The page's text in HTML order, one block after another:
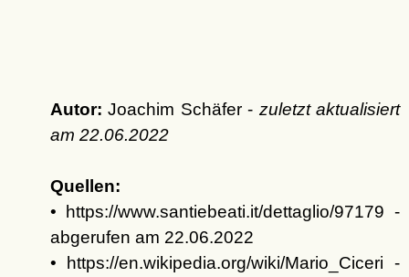
Autor: Joachim Schäfer - zuletzt aktualisiert
am 22.06.2022
Quellen:
• https://www.santiebeati.it/dettaglio/97179 -
abgerufen am 22.06.2022
• https://en.wikipedia.org/wiki/Mario_Ciceri -